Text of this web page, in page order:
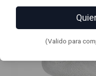
(Valido para